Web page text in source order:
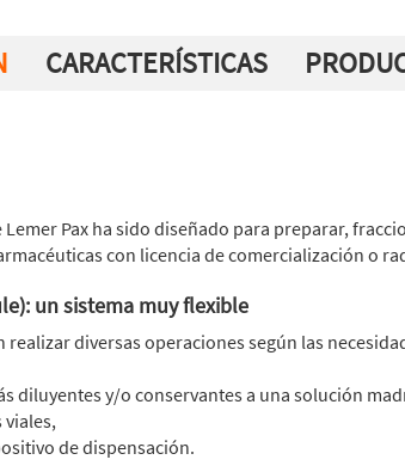
CARACTERÍSTICAS
Lemer Pax ha sido diseñado para preparar,
con licencia de comercialización o
un sistema muy flexible
realizar diversas operaciones según las
diluyentes y/o conservantes a una solución
viales,
de dispensación.